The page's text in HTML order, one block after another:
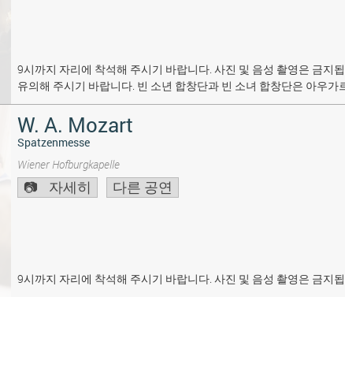
9시까지 자리에 착석해 주시기 바랍니다. 사진 및 음성 촬영은 금지
유의해 주시기 바랍니다. 빈 소년 합창단과 빈 소녀 합창단은 아우
W. A. Mozart
Spatzenmesse
Wiener Hofburgkapelle
자세히 다른 공연
9시까지 자리에 착석해 주시기 바랍니다. 사진 및 음성 촬영은 금지